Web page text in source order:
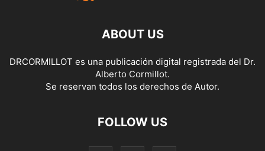
ABOUT US
DRCORMILLOT es una publicación digital registrada del Dr.
Alberto Cormillot.
Se reservan todos los derechos de Autor.
FOLLOW US